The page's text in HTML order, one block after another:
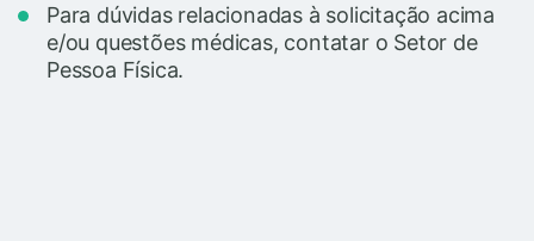
Para dúvidas relacionadas à solicitação acima
e/ou questões médicas, contatar o Setor de
Pessoa Física.